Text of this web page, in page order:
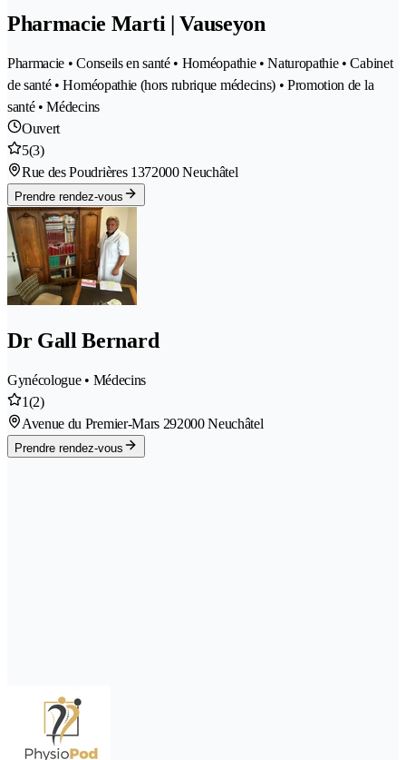
Pharmacie Marti | Vauseyon
Pharmacie • Conseils en santé • Homéopathie • Naturopathie • Cabinet
de santé • Homéopathie (hors rubrique médecins) • Promotion de la
santé • Médecins
Ouvert
5(3)
Rue des Poudrières 1372000 Neuchâtel
Prendre rendez-vous
Dr Gall Bernard
Gynécologue • Médecins
1(2)
Avenue du Premier-Mars 292000 Neuchâtel
Prendre rendez-vous